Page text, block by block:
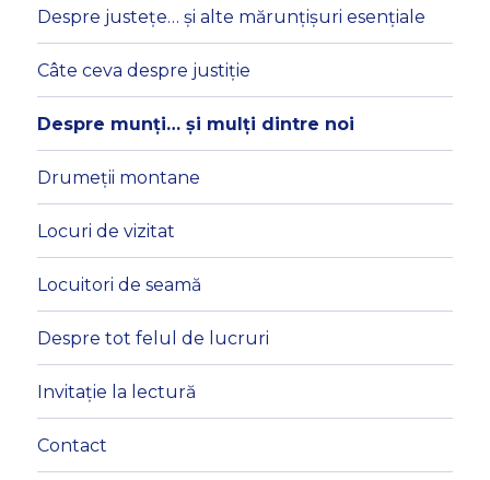
Despre justețe… și alte mărunțișuri esențiale
Câte ceva despre justiție
Despre munți… și mulți dintre noi
Drumeții montane
Locuri de vizitat
Locuitori de seamă
Despre tot felul de lucruri
Invitație la lectură
Contact